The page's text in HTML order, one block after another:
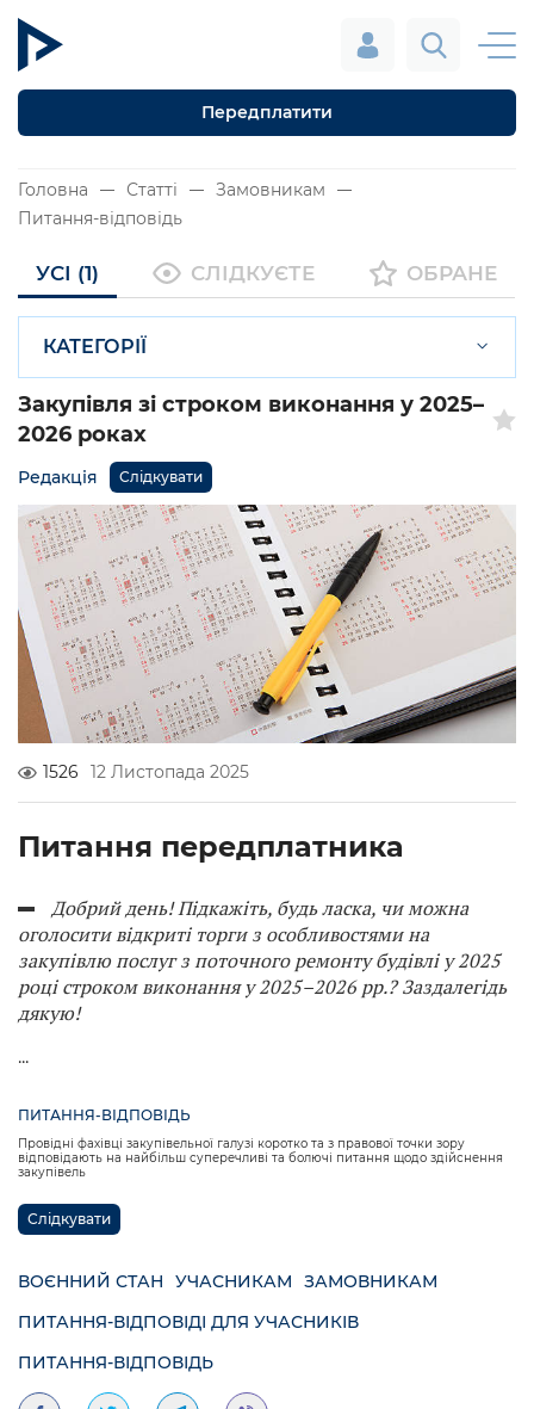
Передплатити
Головна Статті
Замовникам
Питання-відповідь
УСІ (1) СЛІДКУЄТЕ ОБРАНЕ
КАТЕГОРІЇ
Закупівля зі строком виконання у 2025–
2026 роках
Редакція Слідкувати
1526 12 Листопада 2025
Питання передплатника
Добрий день!Підкажіть, будь ласка, чи можна
оголосити відкриті торги з особливостями на
закупівлю послуг з поточного ремонту будівлі у 2025
році строком виконання у 2025–2026 рр.? Заздалегідь
дякую!
...
ПИТАННЯ-ВІДПОВІДЬ
Провідні фахівці закупівельної галузі коротко та з правової точки зору
відповідають на найбільш суперечливі та болючі питання щодо здійснення
закупівель
Слідкувати
ВОЄННИЙ СТАН УЧАСНИКАМ
ЗАМОВНИКАМ
ПИТАННЯ-ВІДПОВІДІ ДЛЯ УЧАСНИКІВ
ПИТАННЯ-ВІДПОВІДЬ